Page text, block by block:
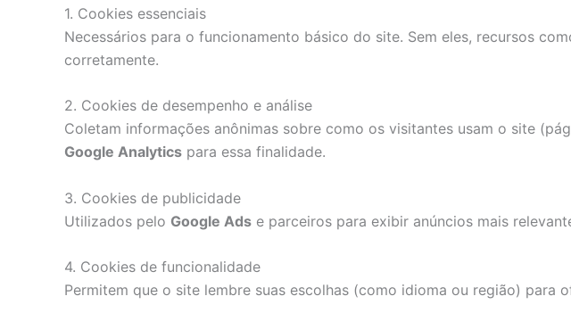
1. Cookies essenciais
Necessários para o funcionamento básico do site. Sem eles, recursos
corretamente.
2. Cookies de desempenho e análise
Coletam informações anônimas sobre como os visitantes usam o site
Google Analytics para essa finalidade.
3. Cookies de publicidade
Utilizados pelo Google Ads e parceiros para exibir anúncios mais
4. Cookies de funcionalidade
Permitem que o site lembre suas escolhas (como idioma ou região) para